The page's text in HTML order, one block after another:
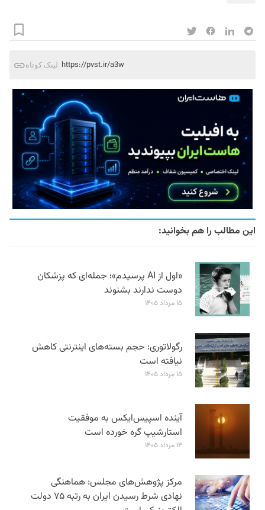
لینک کوتاه https://pvst.ir/a3w
این مطالب را هم بخوانید:
«اول از AI پرسیدم»؛ جمله‌ای که پزشکان
دوست ندارند بشنوند
۱۵ مرداد ۱۴۰۵
رگولاتوری: حجم بسته‌های اینترنتی کاهش
نیافته است
۱۵ مرداد ۱۴۰۵
آینده اسپیس‌ایکس به موفقیت
استارشیپ گره خورده است
۱۴ مرداد ۱۴۰۵
مرکز پژوهش‌های مجلس: هماهنگی
نهادی شرط رسیدن ایران به رتبه ۷۵ دولت